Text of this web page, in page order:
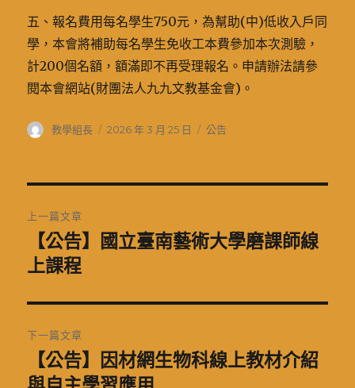
五、報名費用每名學生750元，為幫助(中)低收入戶同
學，本會將補助每名學生免收工本費參加本次測驗，
計200個名額，額滿即不再受理報名。申請辦法請參
閱本會網站(財團法人九九文教基金會)。
作
教學組長
發
2026 年 3 月 25 日
分
公告
章
導
覽
上一篇文章
一
文
章:
【公告】國立臺南藝術大學磨課師線
上課程
下一篇文章
一
【公告】因材網生物科線上教材介紹